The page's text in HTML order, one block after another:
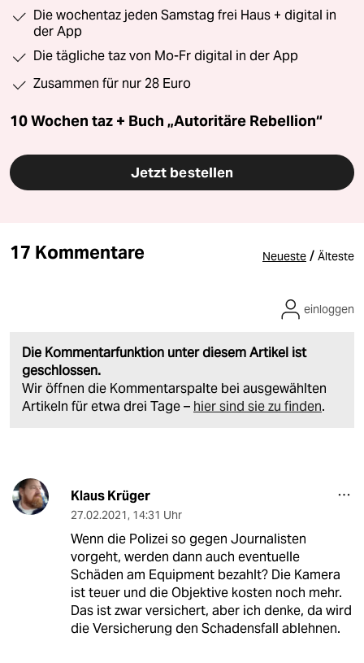
Die wochentaz jeden Samstag frei Haus + digital in
der App
Die tägliche taz von Mo-Fr digital in der App
Zusammen für nur 28 Euro
10 Wochen taz + Buch „Autoritäre Rebellion“
Jetzt bestellen
17 Kommentare Neueste / Älteste
Die Kommentarfunktion unter diesem Artikel ist
geschlossen.
Wir öffnen die Kommentarspalte bei ausgewählten
Artikeln für etwa drei Tage – hier sind sie zu finden.
einloggen
Klaus Krüger
27.02.2021, 14:31 Uhr
Wenn die Polizei so gegen Journalisten
vorgeht, werden dann auch eventuelle
Schäden am Equipment bezahlt? Die Kamera
ist teuer und die Objektive kosten noch mehr.
Das ist zwar versichert, aber ich denke, da wird
die Versicherung den Schadensfall ablehnen.